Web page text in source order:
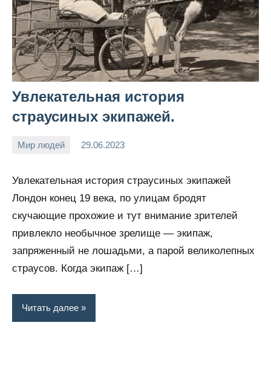
Увлекательная история
страусиных экипажей.
Мир людей 29.06.2023
Snow_owl
Увлекательная история страусиных экипажей
Лондон конец 19 века, по улицам бродят
скучающие прохожие и тут внимание зрителей
привлекло необычное зрелище — экипаж,
запряженный не лошадьми, а парой великолепных
страусов. Когда экипаж […]
Читать далее